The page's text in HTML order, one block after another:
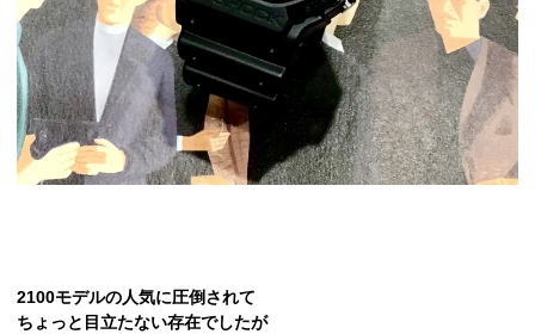
2100モデルの人気に圧倒されて
ちょっと目立たない存在でしたが